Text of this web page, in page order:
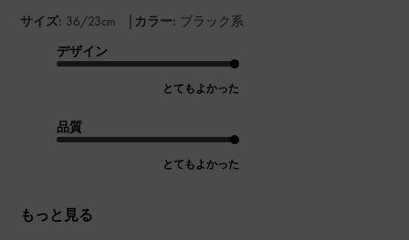
サイズ: 36/23cm | カラー: ブラック系
デザイン
とてもよかった
品質
とてもよかった
もっと見る